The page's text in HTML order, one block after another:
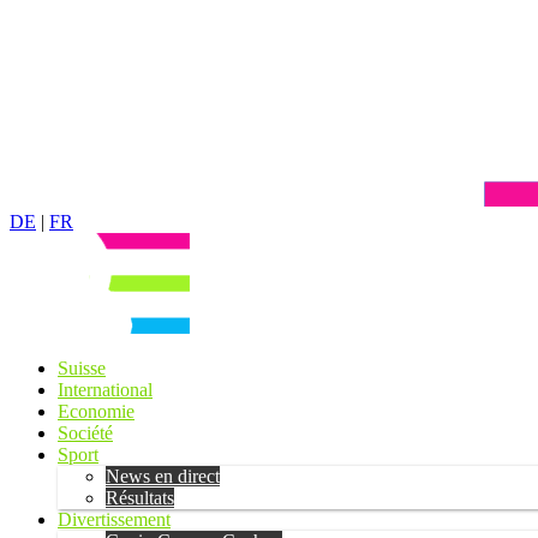
DE | FR
Suisse
International
Economie
Société
Sport
News en direct
Résultats
Divertissement